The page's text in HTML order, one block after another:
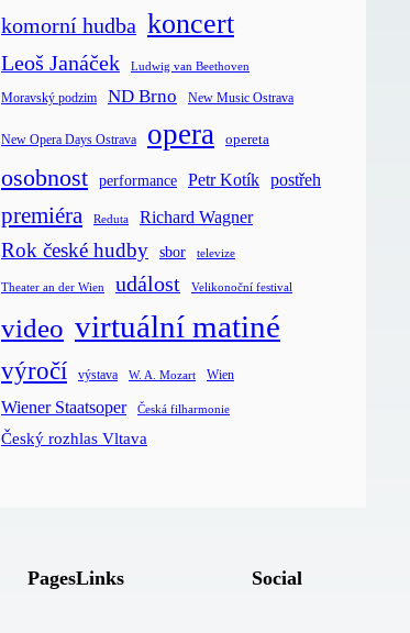
komorní hudba koncert
Leoš Janáček Ludwig van Beethoven
Moravský podzim ND Brno New Music Ostrava
New Opera Days Ostrava opera opereta
osobnost performance Petr Kotík postřeh
premiéra Reduta Richard Wagner
Rok české hudby sbor televize
Theater an der Wien událost Velikonoční festival
video virtuální matiné
výročí výstava W. A. Mozart Wien
Wiener Staatsoper Česká filharmonie
Český rozhlas Vltava
PagesLinks Social